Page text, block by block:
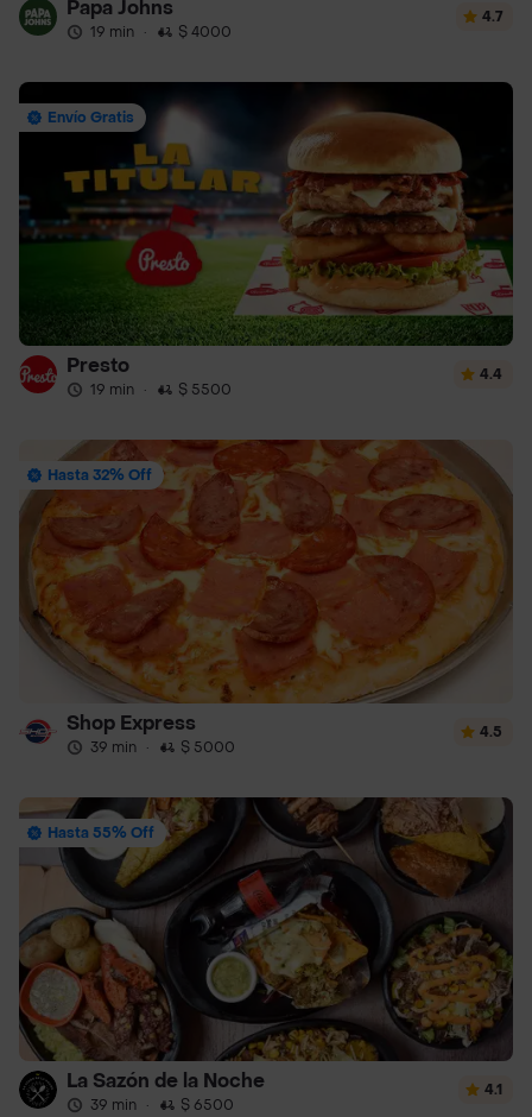
Papa Johns
19 min · $ 4000
4.7
Envío Gratis
Presto
19 min · $ 5500
4.4
Hasta 32% Off
Shop Express
39 min · $ 5000
4.5
Hasta 55% Off
La Sazón de la Noche
39 min · $ 6500
4.1